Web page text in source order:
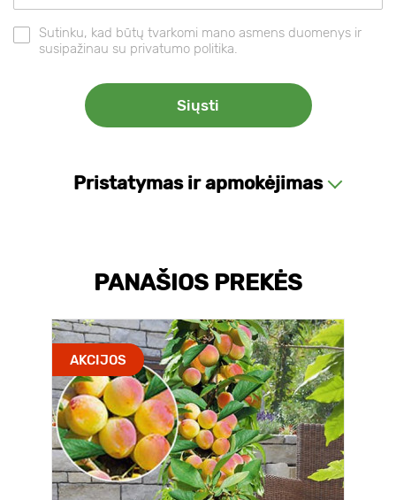
Sutinku, kad būtų tvarkomi mano asmens duomenys ir
susipažinau su privatumo politika.
Pristatymas ir apmokėjimas
PANAŠIOS PREKĖS
AKCIJOS